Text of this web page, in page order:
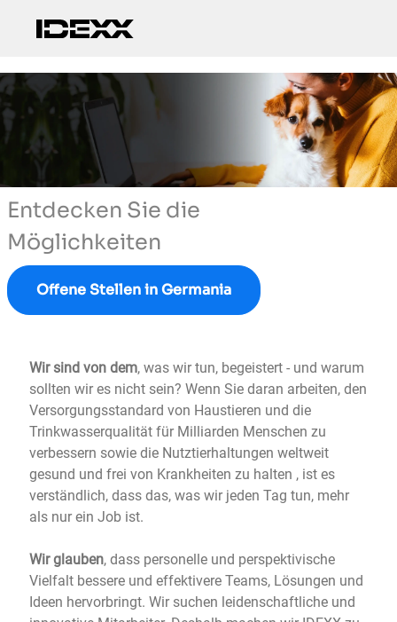
Entdecken Sie die
Möglichkeiten
Offene Stellen in Germania
Wir sind von dem, was wir tun, begeistert - und warum
sollten wir es nicht sein? Wenn Sie daran arbeiten, den
Versorgungsstandard von Haustieren und die
Trinkwasserqualität für Milliarden Menschen zu
verbessern sowie die Nutztierhaltungen weltweit
gesund und frei von Krankheiten zu halten , ist es
verständlich, dass das, was wir jeden Tag tun, mehr
als nur ein Job ist.
Wir glauben, dass personelle und perspektivische
Vielfalt bessere und effektivere Teams, Lösungen und
Ideen hervorbringt. Wir suchen leidenschaftliche und